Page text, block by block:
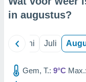
in augustus?
Juni Juli
Gem, T.: 9°C Max.: